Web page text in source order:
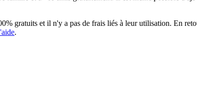
gratuits et il n'y a pas de frais liés à leur utilisation. En
.